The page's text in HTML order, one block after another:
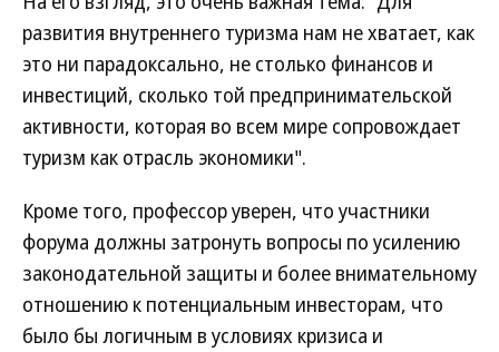
развития внутреннего туризма нам не хватает, как
это ни парадоксально, не столько финансов и
инвестиций, сколько той предпринимательской
активности, которая во всем мире сопровождает
туризм как отрасль экономики".
Кроме того, профессор уверен, что участники
форума должны затронуть вопросы по усилению
законодательной защиты и более внимательному
отношению к потенциальным инвесторам, что
было бы логичным в условиях кризиса и